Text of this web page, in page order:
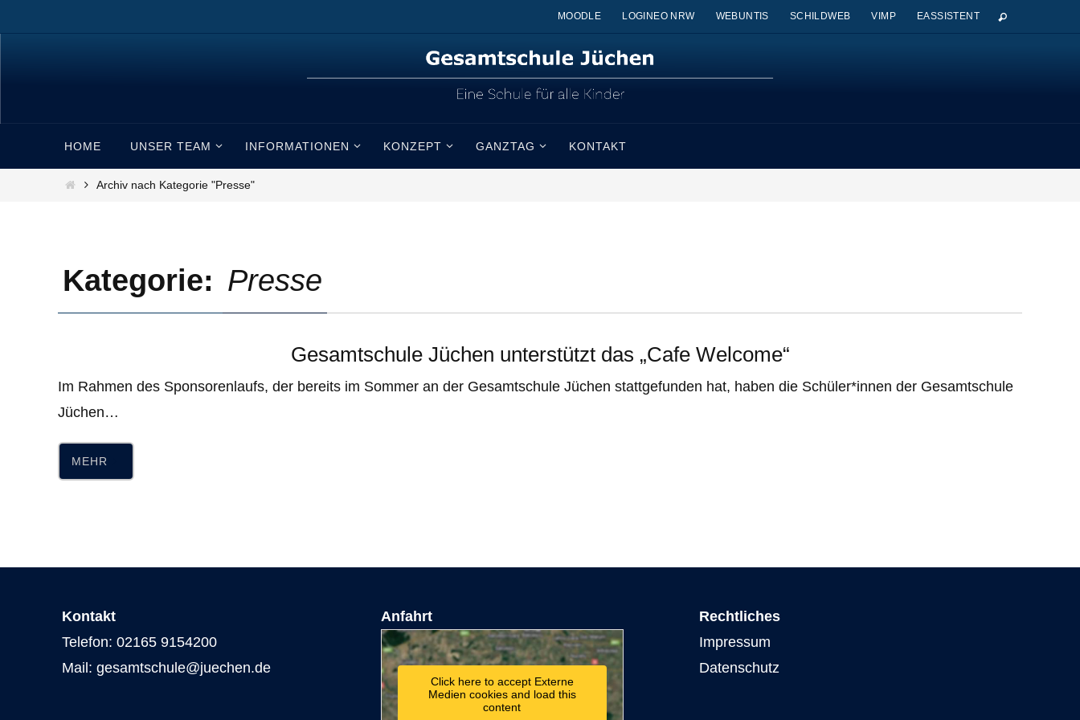
Inhalt
MOODLE LOGINEO NRW WEBUNTIS SCHILDWEB VIMP EASSISTENT
springen
HOME UNSER TEAM INFORMATIONEN KONZEPT GANZTAG KONTAKT
StartArchiv nach Kategorie "Presse"
Kategorie: Presse
Gesamtschule Jüchen unterstützt das „Cafe Welcome“
Im Rahmen des Sponsorenlaufs, der bereits im Sommer an der Gesamtschule Jüchen stattgefunden hat, haben die Schüler*innen der Gesamtschule
Jüchen…
MEHR
Kontakt
Telefon: 02165 9154200
Mail: gesamtschule@juechen.de
Anfahrt
Click here to accept Externe
Medien cookies and load this
content
Rechtliches
Impressum
Datenschutz